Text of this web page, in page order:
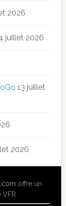
2026
juillet 2026
13 juillet
2026
offre un